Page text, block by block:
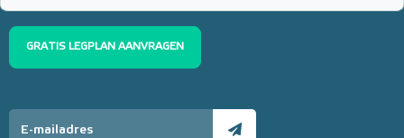
GRATIS LEGPLAN AANVRAGEN